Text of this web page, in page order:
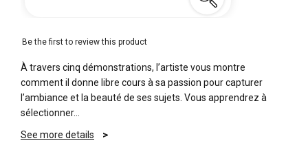
Be the first to review this product
À travers cinq démonstrations, l’artiste vous montre
comment il donne libre cours à sa passion pour capturer
l’ambiance et la beauté de ses sujets. Vous apprendrez à
sélectionner…
See more details